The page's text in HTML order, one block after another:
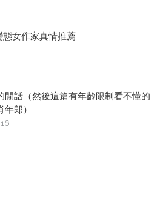
女作家真情推薦
閒話（然後這篇有年齡限制看不懂的
郎）